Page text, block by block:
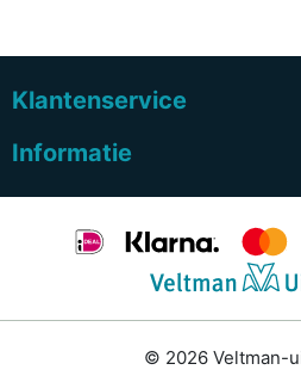
Klantenservice
Informatie
© 2026 Veltman-